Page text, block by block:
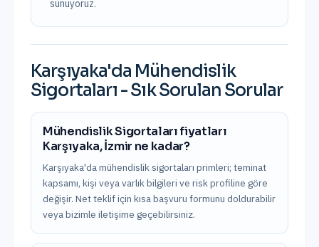
sunuyoruz.
Karşıyaka'da Mühendislik
Sigortaları - Sık Sorulan Sorular
Mühendislik Sigortaları fiyatları
Karşıyaka, İzmir ne kadar?
Karşıyaka'da mühendislik sigortaları primleri; teminat
kapsamı, kişi veya varlık bilgileri ve risk profiline göre
değişir. Net teklif için kısa başvuru formunu doldurabilir
veya bizimle iletişime geçebilirsiniz.